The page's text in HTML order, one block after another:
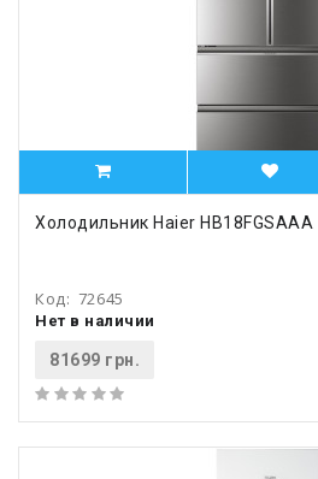
Холодильник Haier HB18FGSAAA
Код: 72645
Нет в наличии
81699 грн.